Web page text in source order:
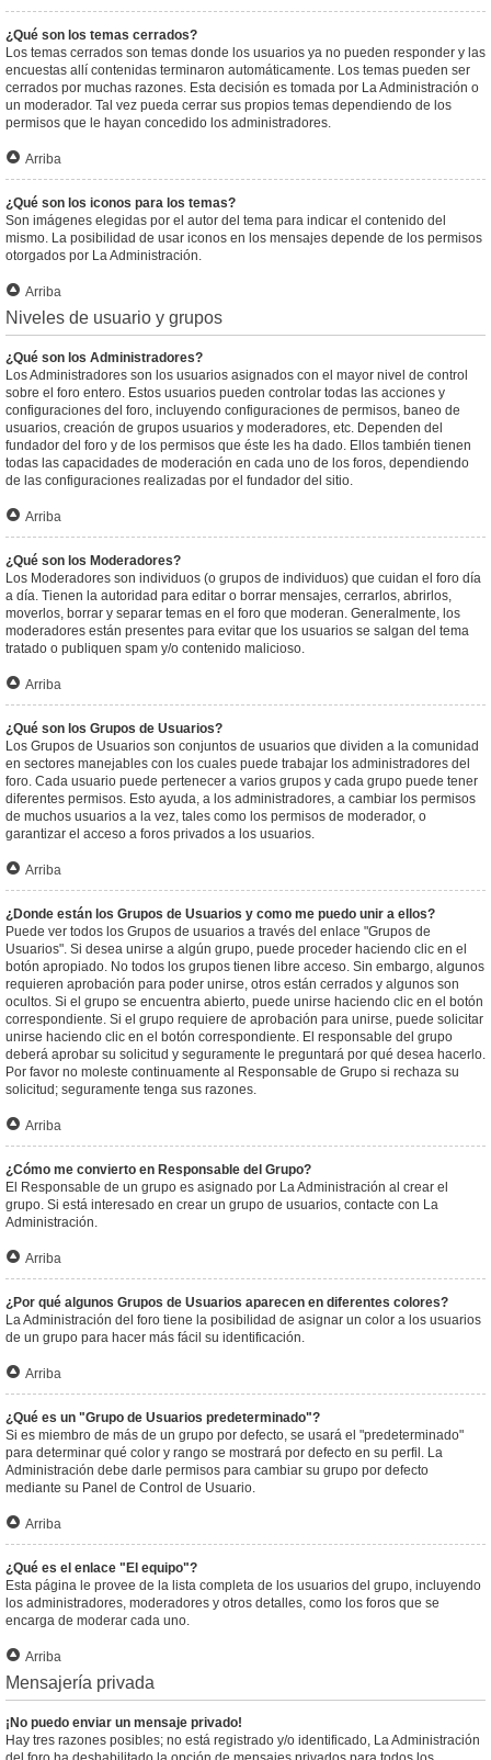
¿Qué son los temas cerrados?
Los temas cerrados son temas donde los usuarios ya no pueden responder y las
encuestas allí contenidas terminaron automáticamente. Los temas pueden ser
cerrados por muchas razones. Esta decisión es tomada por La Administración o
un moderador. Tal vez pueda cerrar sus propios temas dependiendo de los
permisos que le hayan concedido los administradores.
Arriba
¿Qué son los iconos para los temas?
Son imágenes elegidas por el autor del tema para indicar el contenido del
mismo. La posibilidad de usar iconos en los mensajes depende de los permisos
otorgados por La Administración.
Arriba
Niveles de usuario y grupos
¿Qué son los Administradores?
Los Administradores son los usuarios asignados con el mayor nivel de control
sobre el foro entero. Estos usuarios pueden controlar todas las acciones y
configuraciones del foro, incluyendo configuraciones de permisos, baneo de
usuarios, creación de grupos usuarios y moderadores, etc. Dependen del
fundador del foro y de los permisos que éste les ha dado. Ellos también tienen
todas las capacidades de moderación en cada uno de los foros, dependiendo
de las configuraciones realizadas por el fundador del sitio.
Arriba
¿Qué son los Moderadores?
Los Moderadores son individuos (o grupos de individuos) que cuidan el foro día
a día. Tienen la autoridad para editar o borrar mensajes, cerrarlos, abrirlos,
moverlos, borrar y separar temas en el foro que moderan. Generalmente, los
moderadores están presentes para evitar que los usuarios se salgan del tema
tratado o publiquen spam y/o contenido malicioso.
Arriba
¿Qué son los Grupos de Usuarios?
Los Grupos de Usuarios son conjuntos de usuarios que dividen a la comunidad
en sectores manejables con los cuales puede trabajar los administradores del
foro. Cada usuario puede pertenecer a varios grupos y cada grupo puede tener
diferentes permisos. Esto ayuda, a los administradores, a cambiar los permisos
de muchos usuarios a la vez, tales como los permisos de moderador, o
garantizar el acceso a foros privados a los usuarios.
Arriba
¿Donde están los Grupos de Usuarios y como me puedo unir a ellos?
Puede ver todos los Grupos de usuarios a través del enlace "Grupos de
Usuarios". Si desea unirse a algún grupo, puede proceder haciendo clic en el
botón apropiado. No todos los grupos tienen libre acceso. Sin embargo, algunos
requieren aprobación para poder unirse, otros están cerrados y algunos son
ocultos. Si el grupo se encuentra abierto, puede unirse haciendo clic en el botón
correspondiente. Si el grupo requiere de aprobación para unirse, puede solicitar
unirse haciendo clic en el botón correspondiente. El responsable del grupo
deberá aprobar su solicitud y seguramente le preguntará por qué desea hacerlo.
Por favor no moleste continuamente al Responsable de Grupo si rechaza su
solicitud; seguramente tenga sus razones.
Arriba
¿Cómo me convierto en Responsable del Grupo?
El Responsable de un grupo es asignado por La Administración al crear el
grupo. Si está interesado en crear un grupo de usuarios, contacte con La
Administración.
Arriba
¿Por qué algunos Grupos de Usuarios aparecen en diferentes colores?
La Administración del foro tiene la posibilidad de asignar un color a los usuarios
de un grupo para hacer más fácil su identificación.
Arriba
¿Qué es un "Grupo de Usuarios predeterminado"?
Si es miembro de más de un grupo por defecto, se usará el "predeterminado"
para determinar qué color y rango se mostrará por defecto en su perfil. La
Administración debe darle permisos para cambiar su grupo por defecto
mediante su Panel de Control de Usuario.
Arriba
¿Qué es el enlace "El equipo"?
Esta página le provee de la lista completa de los usuarios del grupo, incluyendo
los administradores, moderadores y otros detalles, como los foros que se
encarga de moderar cada uno.
Arriba
Mensajería privada
¡No puedo enviar un mensaje privado!
Hay tres razones posibles; no está registrado y/o identificado, La Administración